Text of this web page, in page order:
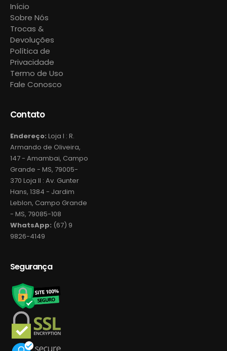
Início
Sobre Nós
Trocas &
Devoluções
Política de
Privacidade
Termo de Uso
Fale Conosco
Contato
Endereço: Loja I : R.
Armando de Oliveira,
147 - Amambai, Campo
Grande - MS, 79005-
370 Loja II : Av. Gunter
Hans, 1384 - Jardim
Leblon, Campo Grande
- MS, 79085-108
WhatsApp: (67) 9
9826-4149
Segurança